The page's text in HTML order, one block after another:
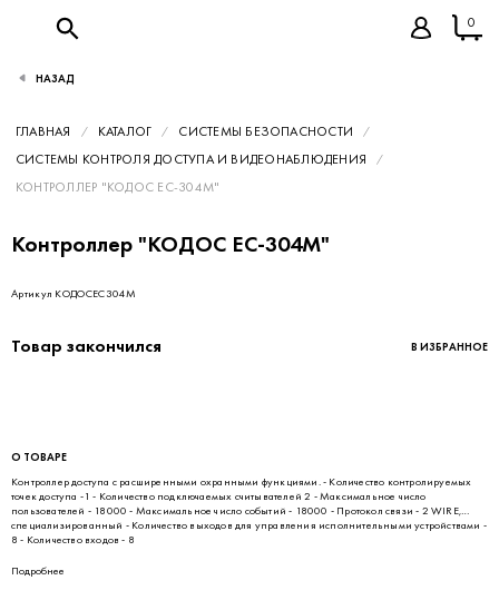
0
ГЛАВНАЯ КАТАЛОГ
СИСТЕМЫ БЕЗОПАСНОСТИ
СИСТЕМЫ КОНТРОЛЯ ДОСТУПА И ВИДЕОНАБЛЮДЕНИЯ
КОНТРОЛЛЕР "КОДОС ЕС-304М"
Контроллер "КОДОС ЕС-304М"
Артикул КОДОСЕС304М
Товар закончился В ИЗБРАННОЕ
О ТОВАРЕ
Контроллер доступа с расширенными охранными функциями. - Количество контролируемых
точек доступа -1 - Количество подключаемых считывателей 2 - Максимальное число
пользователей - 18000 - Максимальное число событий - 18000 - Протокол связи - 2 WIRE,
специализированный - Количество выходов для управления исполнительными устройствами -
8 - Количество входов - 8
Подробнее
НАЗАД